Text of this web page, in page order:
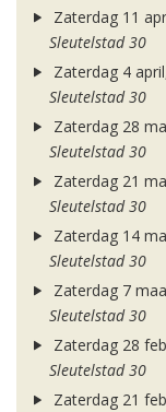
Zaterdag 11
Sleutelstad 30
Zaterdag 4
Sleutelstad 30
Zaterdag 28
Sleutelstad 30
Zaterdag 21
Sleutelstad 30
Zaterdag 14
Sleutelstad 30
Zaterdag 7
Sleutelstad 30
Zaterdag 28
Sleutelstad 30
Zaterdag 21